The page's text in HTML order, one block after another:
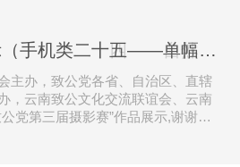
致公党第三届摄影赛作品展示（手机类二十四——自然风光组）
主办，致公党各省、自治区、直辖
，云南致公文化交流联谊会、云南
党第三届摄影赛”作品展示,谢谢您